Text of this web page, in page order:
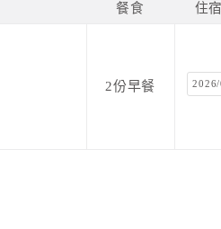
餐食 住
2份早餐